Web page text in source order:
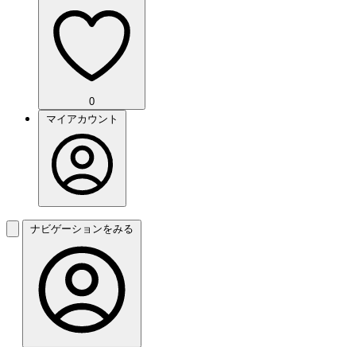
0
マイアカウント
ナビゲーションをみる